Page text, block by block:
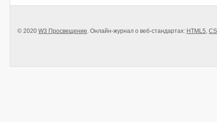
© 2020 W3 Просвещение . Онлайн-журнал о веб-стандартах: HTML5